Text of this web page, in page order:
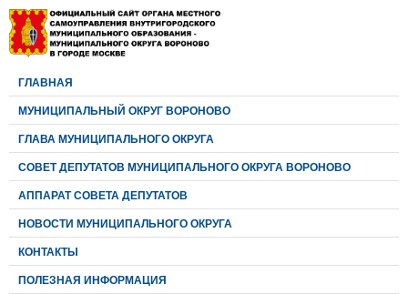
ГЛАВНАЯ
МУНИЦИПАЛЬНЫЙ ОКРУГ ВОРОНОВО
ГЛАВА МУНИЦИПАЛЬНОГО ОКРУГА
CОВЕТ ДЕПУТАТОВ МУНИЦИПАЛЬНОГО ОКРУГА ВОРОНОВО
АППАРАТ СОВЕТА ДЕПУТАТОВ
НОВОСТИ МУНИЦИПАЛЬНОГО ОКРУГА
КОНТАКТЫ
ПОЛЕЗНАЯ ИНФОРМАЦИЯ